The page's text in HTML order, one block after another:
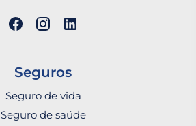
Seguros
Seguro de vida
Seguro de saúde